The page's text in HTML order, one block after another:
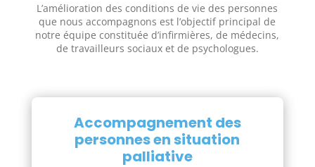
L’amélioration des conditions de vie des personnes
que nous accompagnons est l’objectif principal de
notre équipe constituée d’infirmières, de médecins,
de travailleurs sociaux et de psychologues.
Accompagnement des
personnes en situation
palliative